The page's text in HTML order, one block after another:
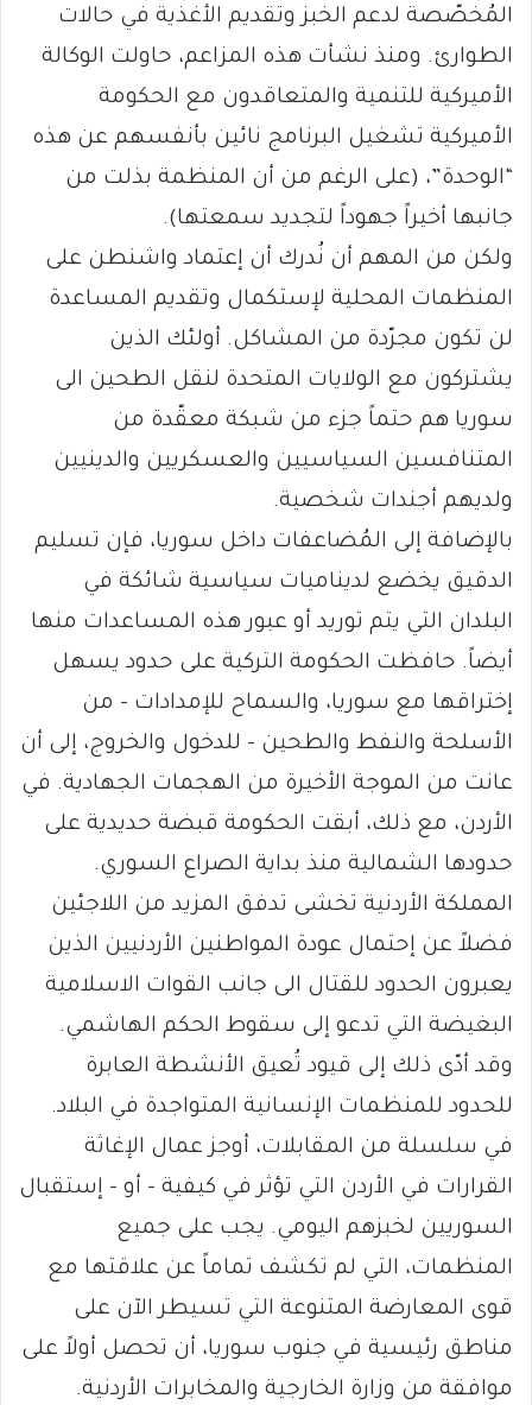
المُخصّصة لدعم الخبز وتقديم الأغذية في حالات
الطوارئ. ومنذ نشأت هذه المزاعم، حاولت الوكالة
الأميركية للتنمية والمتعاقدون مع الحكومة
الأميركية تشغيل البرنامج نائين بأنفسهم عن هذه
“الوحدة”، (على الرغم من أن المنظمة بذلت من
جانبها أخيراً جهوداً لتجديد سمعتها).
ولكن من المهم أن نُدرك أن إعتماد واشنطن على
المنظمات المحلية لإستكمال وتقديم المساعدة
لن تكون مجرّدة من المشاكل. أولئك الذين
يشتركون مع الولايات المتحدة لنقل الطحين الى
سوريا هم حتماً جزء من شبكة معقّدة من
المتنافسين السياسيين والعسكريين والدينيين
ولديهم أجندات شخصية.
بالإضافة إلى المُضاعفات داخل سوريا، فإن تسليم
الدقيق يخضع لديناميات سياسية شائكة في
البلدان التي يتم توريد أو عبور هذه المساعدات منها
أيضاً. حافظت الحكومة التركية على حدود يسهل
إختراقها مع سوريا، والسماح للإمدادات – من
الأسلحة والنفط والطحين – للدخول والخروج، إلى أن
عانت من الموجة الأخيرة من الهجمات الجهادية. في
الأردن، مع ذلك، أبقت الحكومة قبضة حديدية على
حدودها الشمالية منذ بداية الصراع السوري.
المملكة الأردنية تخشى تدفق المزيد من اللاجئين
فضلاً عن إحتمال عودة المواطنين الأردنيين الذين
يعبرون الحدود للقتال الى جانب القوات الاسلامية
البغيضة التي تدعو إلى سقوط الحكم الهاشمي.
وقد أدّى ذلك إلى قيود تُعيق الأنشطة العابرة
للحدود للمنظمات الإنسانية المتواجدة في البلاد.
في سلسلة من المقابلات، أوجز عمال الإغاثة
القرارات في الأردن التي تؤثر في كيفية – أو – إستقبال
السوريين لخبزهم اليومي. يجب على جميع
المنظمات، التي لم تكشف تماماً عن علاقتها مع
قوى المعارضة المتنوعة التي تسيطر الآن على
مناطق رئيسية في جنوب سوريا، أن تحصل أولاً على
موافقة من وزارة الخارجية والمخابرات الأردنية.